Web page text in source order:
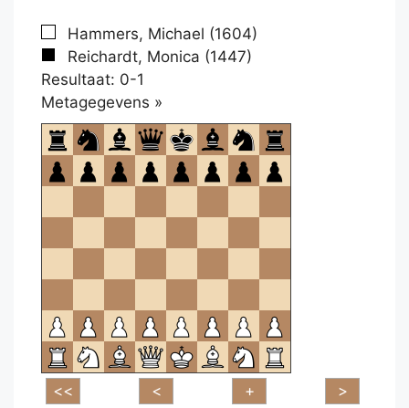
Hammers, Michael (1604)
Reichardt, Monica (1447)
Resultaat: 0-1
Metagegevens »
om
te
openen.